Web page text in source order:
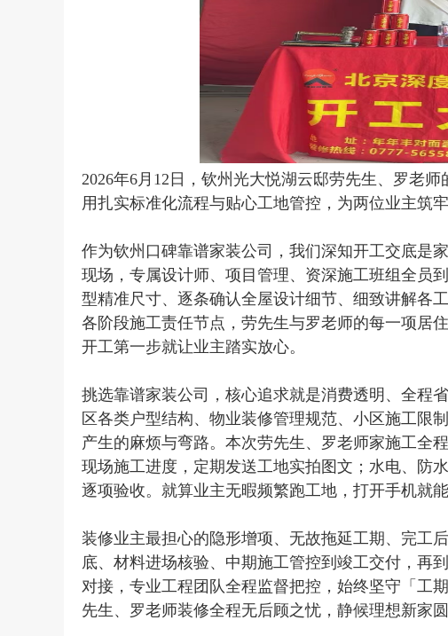
2026年6月12日，钦州光大悦湖云邸劳先生、罗老
用扎实标准化流程与贴心工地管控，为两位业主筑
作为钦州口碑靠谱家装公司，我们深知开工交底是
现场，专属设计师、项目管理、资深施工班组全员
型精准尺寸、逐条确认全屋设计细节、细致讲解各
各阶段施工责任节点，劳先生与罗老师的每一项居
开工第一步就让业主踏实放心。
挑选靠谱家装公司，核心追求就是消费透明、全程
区各类户型结构、物业装修管理规范、小区施工限
产生的麻烦与弯路。本次劳先生、罗老师家施工全
现场施工进度，定期发送工地实拍图文；水电、防
逐项验收。就算业主无暇频繁跑工地，打开手机就
装修业主最担心的隐形增项、无故拖延工期、完工
底、材料进场核验、中期施工管控到竣工交付，再
对接，专业工程团队全程监督把控，始终坚守「工
先生、罗老师装修全程无后顾之忧，静候理想新家圆